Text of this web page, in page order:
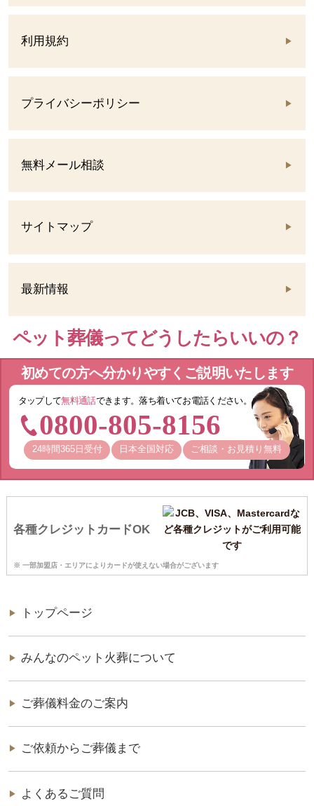
利用規約
プライバシーポリシー
無料メール相談
サイトマップ
最新情報
ペット葬儀ってどうしたらいいの？
初めての方へ分かりやすくご説明いたします
タップして無料通話できます。落ち着いてお電話ください。
0800-805-8156
24時間365日受付 日本全国対応 ご相談・お見積り無料
各種クレジットカードOK
※ 一部加盟店・エリアによりカードが使えない場合がございます
トップページ
みんなのペット火葬について
ご葬儀料金のご案内
ご依頼からご葬儀まで
よくあるご質問